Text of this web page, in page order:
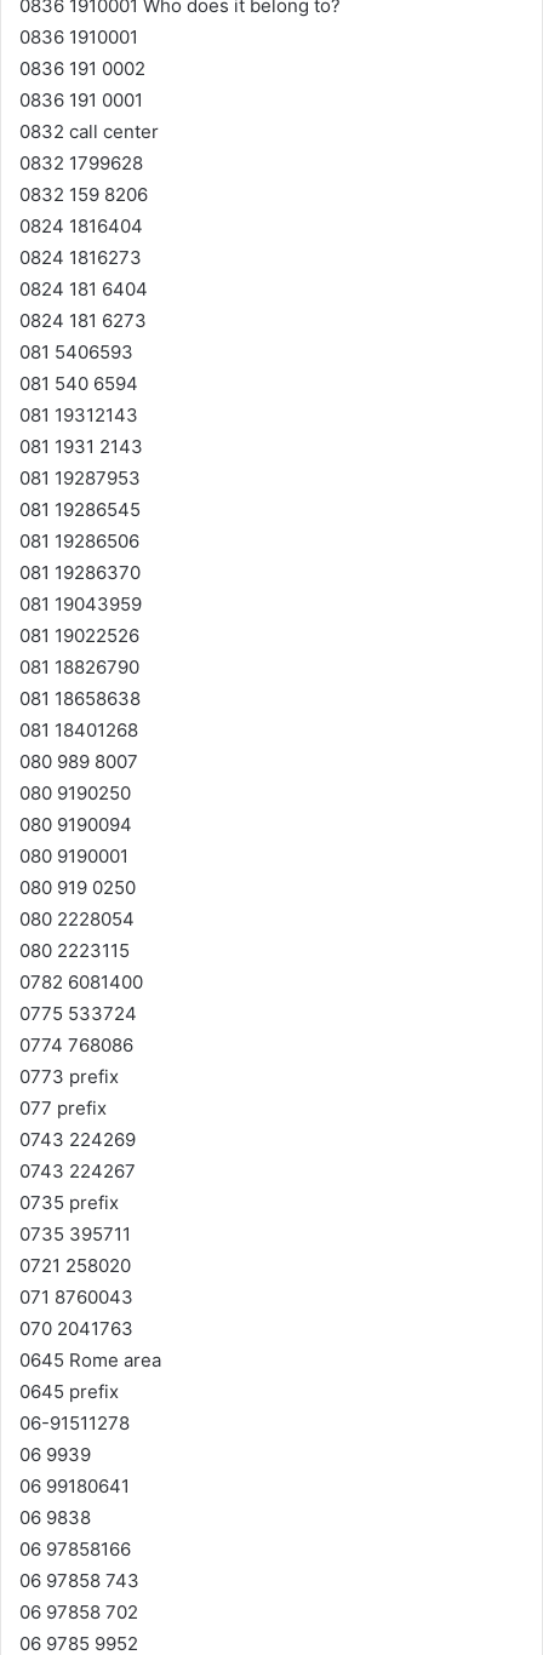
0836 1910001 Who does it belong to?
0836 1910001
0836 191 0002
0836 191 0001
0832 call center
0832 1799628
0832 159 8206
0824 1816404
0824 1816273
0824 181 6404
0824 181 6273
081 5406593
081 540 6594
081 19312143
081 1931 2143
081 19287953
081 19286545
081 19286506
081 19286370
081 19043959
081 19022526
081 18826790
081 18658638
081 18401268
080 989 8007
080 9190250
080 9190094
080 9190001
080 919 0250
080 2228054
080 2223115
0782 6081400
0775 533724
0774 768086
0773 prefix
077 prefix
0743 224269
0743 224267
0735 prefix
0735 395711
0721 258020
071 8760043
070 2041763
0645 Rome area
0645 prefix
06-91511278
06 9939
06 99180641
06 9838
06 97858166
06 97858 743
06 97858 702
06 9785 9952